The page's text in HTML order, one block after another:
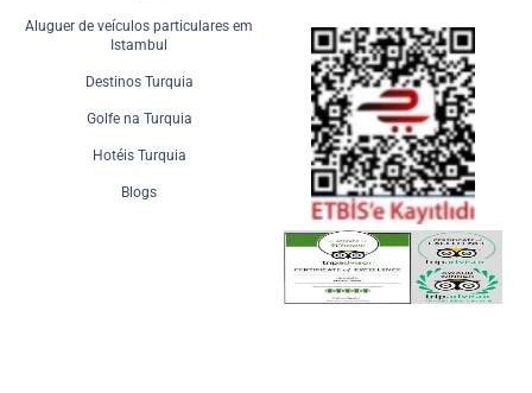
Aluguer de veículos particulares em
Istambul
Destinos Turquia
Golfe na Turquia
Hotéis Turquia
Blogs